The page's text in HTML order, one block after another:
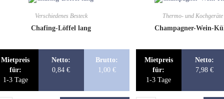
Verschiedenes Besteck
Chafing-Löffel lang
Mietpreis
für:
1-3 Tage
Netto:
0,84€
Brutto:
1,00 €
Thermo- und
Champagner-Wein-
Mietpreis
für:
1-3 Tage
Netto:
7,98 €